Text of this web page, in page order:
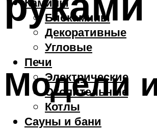
Биокамины
Декоративные
Угловые
Печи
Электрические
Отопительные
Котлы
Сауны и бани
Модели